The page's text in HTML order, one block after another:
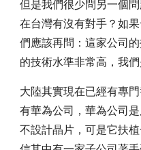
但是我們很少問另一個
在台灣有沒有對手？如
們應該再問：這家公司
的技術水準非常高，我們
大陸其實現在已經有專
有華為公司，華為公司
不設計晶片，可是它扶